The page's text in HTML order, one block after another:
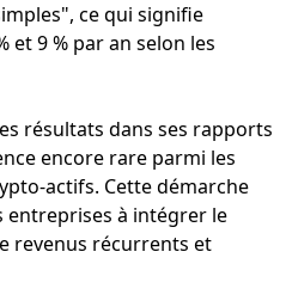
ce qui signifie
et 9 % par an selon les
résultats dans ses rapports
encore rare parmi les
actifs. Cette démarche
entreprises à intégrer le
revenus récurrents et